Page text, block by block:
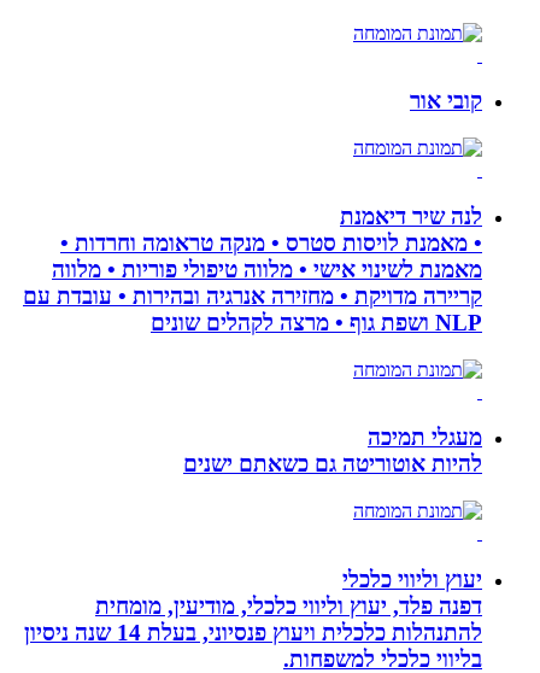
קובי אור
לנה שיר דיאמנת
• מאמנת לויסות סטרס • מנקה טראומה וחרדות •
מאמנת לשינוי אישי • מלווה טיפולי פוריות • מלווה
קריירה מדויקת • מחזירה אנרגיה ובהירות • עובדת עם
מעגלי תמיכה
להיות אוטוריטה גם כשאתם ישנים
יעוץ וליווי כלכלי
דפנה פלד, יעוץ וליווי כלכלי, מודיעין, מומחית
להתנהלות כלכלית ויעוץ פנסיוני, בעלת 14 שנה ניסיון
בליווי כלכלי למשפחות.